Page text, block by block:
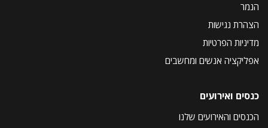
הנמר
הצהרת נגישות
מדיניות הפרטיות
אפליקציה אנשים ומחשבים
כנסים ואירועים
הכנסים והאירועים שלנו